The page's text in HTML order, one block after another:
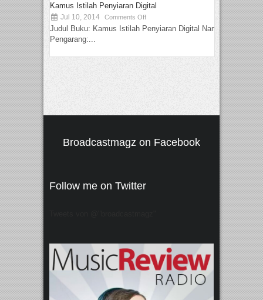
Kamus Istilah Penyiaran Digital
Jul 10, 2014 Comments Off
Judul Buku: Kamus Istilah Penyiaran Digital Nama
Pengarang:...
Broadcastmagz on Facebook
Follow me on Twitter